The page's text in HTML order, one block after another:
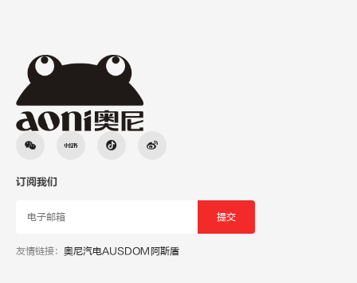
订阅我们
友情链接： 奥尼汽电AUSDOM阿斯盾